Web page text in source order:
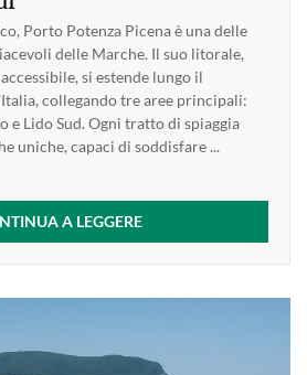
Porto Potenza Picena è una delle
delle Marche. Il suo litorale,
si estende lungo il
collegando tre aree principali:
e Lido Sud. Ogni tratto di spiaggia
uniche, capaci di soddisfare ...
A LEGGERE